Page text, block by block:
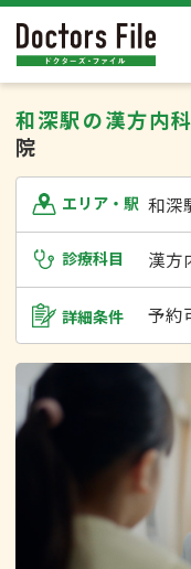
和深駅の漢方内
院
エリア・駅 和深
診療科目 漢方
詳細条件 予約